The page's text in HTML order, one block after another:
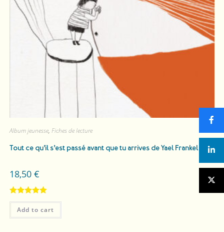
Album jeunesse, Fiches de lecture
Tout ce qu’il s’est passé avant que tu arrivesde Yael Frankel
18,50 €
Rated5.00
out of 5
Add to cart